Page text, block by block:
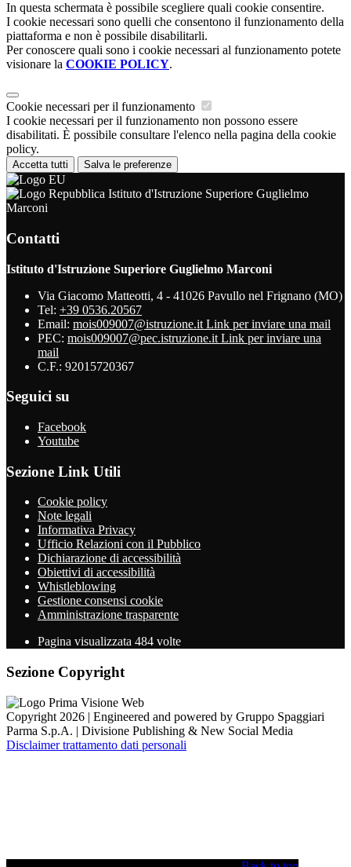
In questa schermata è possibile scegliere quali cookie consentire.
I cookie necessari sono quelli che consentono il funzionamento della
piattaforma e non è possibile disabilitarli.
Per conoscere quali sono i cookie necessari al funzionamento potete
visionare la COOKIE POLICY.
Cookie necessari per il funzionamento
I cookie necessari per il funzionamento non possono essere
disabilitati. È possibile consultare l'elenco nella pagina della cookie
policy.
Accetta tutti Salva le preferenze
Istituto d'Istruzione Superiore Guglielmo
Marconi
Contatti
Istituto d'Istruzione Superiore Guglielmo Marconi
Via Giacomo Matteotti, 4 - 41026 Pavullo nel Frignano (MO)
Tel: +39 0536.20567
Email: mois009007@istruzione.it Link per inviare una mail
PEC: mois009007@pec.istruzione.it Link per inviare una
mail
C.F.: 92015720367
Seguici su
Facebook
Youtube
Sezione Link Utili
Cookie policy
Note legali
Informativa Privacy
Ufficio Relazioni con il Pubblico
Dichiarazione di accessibilità
Obiettivi di accessibilità
Whistleblowing
Gestione consensi cookie
Amministrazione trasparente
Pagina visualizzata 484 volte
Sezione Copyright
Copyright 2026 | Engineered and powered by Gruppo Spaggiari
Parma S.p.A. | Divisione Publishing & New Social Media
Disclaimer trattamento dati personali